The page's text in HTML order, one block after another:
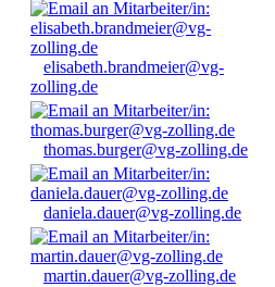
elisabeth.brandmeier@vg-
zolling.de
thomas.burger@vg-zolling.de
daniela.dauer@vg-zolling.de
martin.dauer@vg-zolling.de